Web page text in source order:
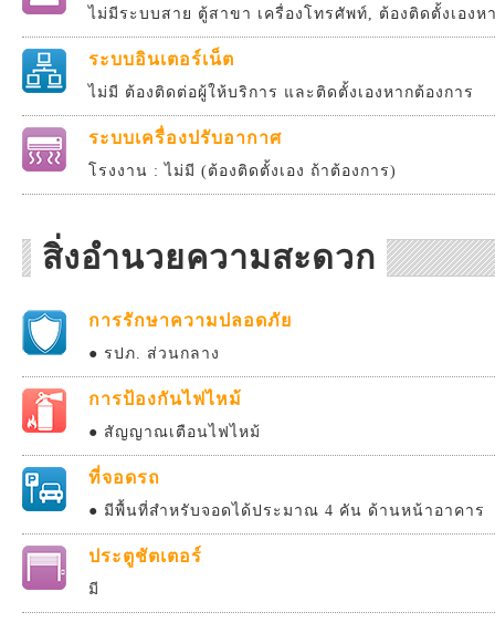
ไม่มีระบบสาย ตู้สาขา เครื่องโทรศัพท์, ต้องติดตั้งเองห
ระบบอินเตอร์เน็ต
ไม่มี ต้องติดต่อผู้ให้บริการ และติดตั้งเองหากต้องการ
ระบบเครื่องปรับอากาศ
โรงงาน : ไม่มี (ต้องติดตั้งเอง ถ้าต้องการ)
สิ่งอำนวยความสะดวก
การรักษาความปลอดภัย
● รปภ. ส่วนกลาง
การป้องกันไฟไหม้
● สัญญาณเตือนไฟไหม้
ที่จอดรถ
● มีพื้นที่สำหรับจอดได้ประมาณ 4 คัน ด้านหน้าอาคาร
ประตูชัตเตอร์
มี